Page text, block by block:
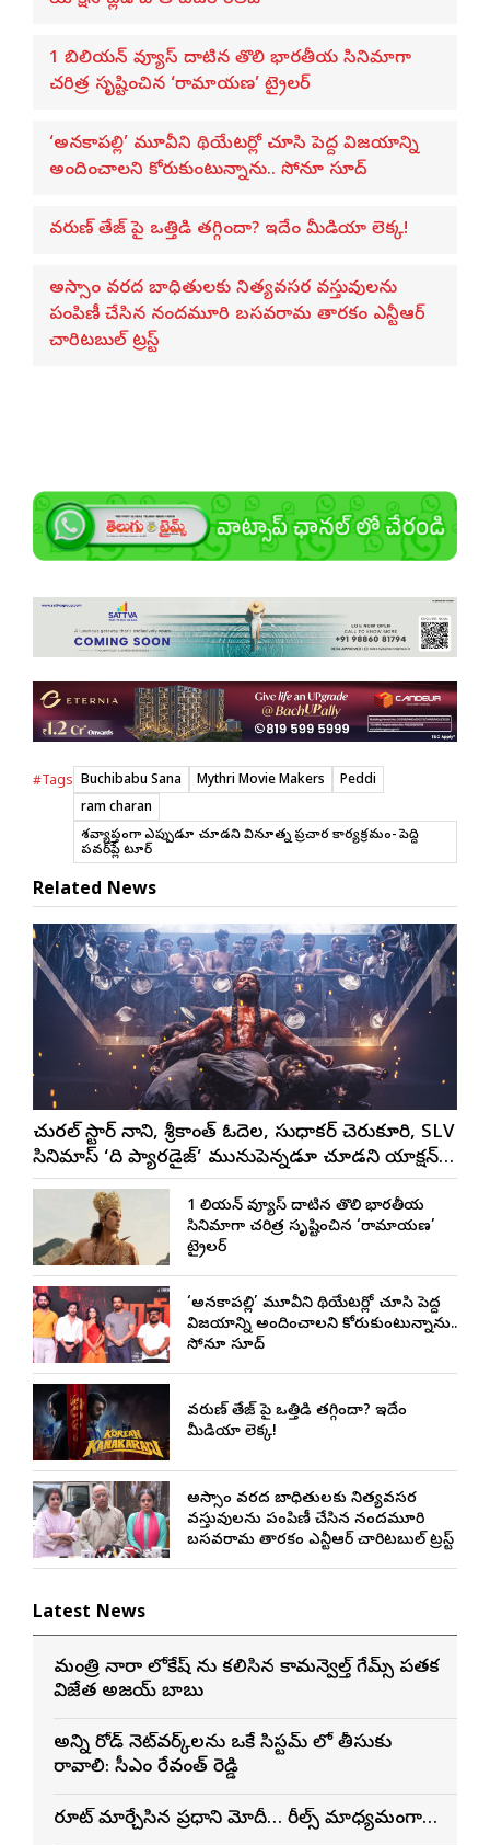
1 బిలియన్ వ్యూస్ దాటిన తొలి భారతీయ సినిమాగా
చరిత్ర సృష్టించిన ‘రామాయణ’ ట్రైలర్
‘అనకాపల్లి’ మూవీని థియేటర్లో చూసి పెద్ద విజయాన్ని
అందించాలని కోరుకుంటున్నాను.. సోనూ సూద్
వరుణ్ తేజ్‌ పై ఒత్తిడి తగ్గిందా? ఇదేం మీడియా లెక్క!
అస్సాం వరద బాధితులకు నిత్యవసర వస్తువులను
పంపిణీ చేసిన నందమూరి బసవరామ తారకం ఎన్టీఆర్
చారిటబుల్ ట్రస్ట్
#Tags Buchibabu Sana Mythri Movie Makers
Peddi
ram charan
దేశవ్యాప్తంగా ఎప్పుడూ చూడని వినూత్న ప్రచార కార్యక్రమం- పెద్ది
పవర్‌ప్లే టూర్
Related News
నేచురల్ స్టార్ నాని, శ్రీకాంత్ ఓదెల, సుధాకర్ చెరుకూరి, SLV
సినిమాస్ ‘ది ప్యారడైజ్’ మునుపెన్నడూ చూడని యాక్షన్
బ్లడ్ బాత్ టీజర్ రిలీజ్
1 బిలియన్ వ్యూస్ దాటిన తొలి భారతీయ
సినిమాగా చరిత్ర సృష్టించిన ‘రామాయణ’
ట్రైలర్
‘అనకాపల్లి’ మూవీని థియేటర్లో చూసి పెద్ద
విజయాన్ని అందించాలని కోరుకుంటున్నాను..
సోనూ సూద్
వరుణ్ తేజ్‌ పై ఒత్తిడి తగ్గిందా? ఇదేం
మీడియా లెక్క!
అస్సాం వరద బాధితులకు నిత్యవసర
వస్తువులను పంపిణీ చేసిన నందమూరి
బసవరామ తారకం ఎన్టీఆర్ చారిటబుల్ ట్రస్ట్
Latest News
మంత్రి నారా లోకేష్ ను కలిసిన కామన్వెల్త్ గేమ్స్ పతక
విజేత అజయ్ బాబు
అన్ని రోడ్ నెట్‌వర్క్‌లను ఒకే సిస్టమ్ లో తీసుకు
రావాలి: సీఎం రేవంత్ రెడ్డి
రూట్ మార్చేసిన ప్రధాని మోదీ… రీల్స్ మాధ్యమంగానే…